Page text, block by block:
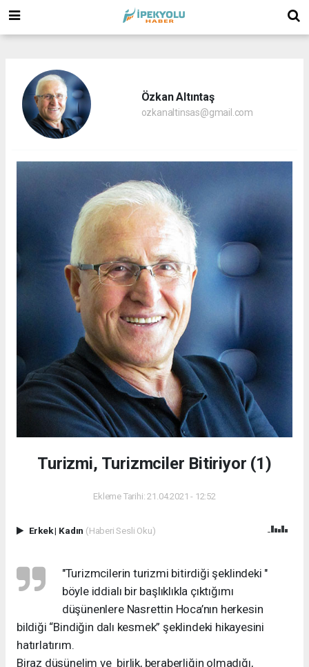
Özkan Altıntaş
ozkanaltinsas@gmail.com
Turizmi, Turizmciler Bitiriyor (1)
Ekleme Tarihi: 21.04.2021 - 12:52
Erkek| Kadın (Haberi Sesli Oku)
"Turizmcilerin turizmi bitirdiği şeklindeki "
böyle iddialı bir başlıklıkla çıktığımı
düşünenlere Nasrettin Hoca’nın herkesin
bildiği “Bindiğin dalı kesmek” şeklindeki hikayesini
hatırlatırım.
Biraz düşünelim ve birlik, beraberliğin olmadığı,